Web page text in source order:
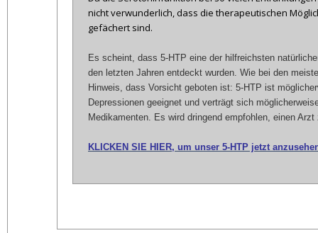
nicht verwunderlich, dass die therapeutischen
gefächert sind.
Es scheint, dass 5-HTP eine der hilfreichsten
den letzten Jahren entdeckt wurden. Wie bei den
Hinweis, dass Vorsicht geboten ist: 5-HTP ist
Depressionen geeignet und verträgt sich
Medikamenten. Es wird dringend empfohlen, einen
KLICKEN SIE HIER, um unser 5-HTP jetzt